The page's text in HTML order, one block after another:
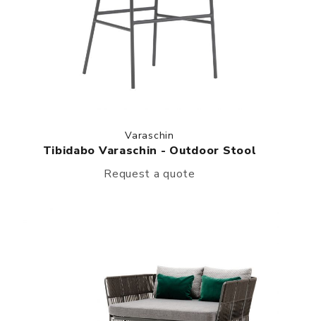
Varaschin
Tibidabo Varaschin - Outdoor Stool
Request a quote